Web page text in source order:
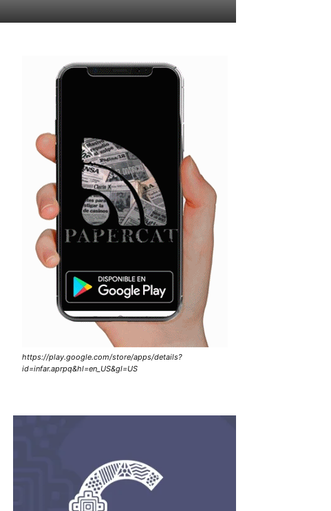
https://play.google.com/store/apps/details?
id=infar.aprpq&hl=en_US&gl=US